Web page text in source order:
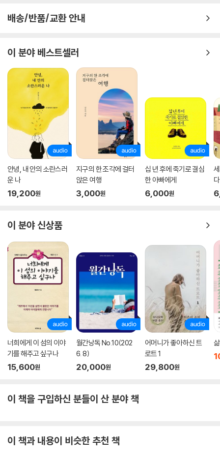
언젠가 오답도 정답이 된다
고정욱 작가는 등단작인 소설 〈선험(先驗)〉을 집필할 때만 해도 주변에서
는 장애인이 등단해 활동을 잘할 수 있겠느냐는 말을 많이 들었다. 그럼에
도 장애인 작가로서 할 수 있는 소명이 있다고 믿고 꾸준히 글을 썼다.
저자는 2024년 한강 작가의 노벨문학상 수상이 부러웠다고 솔직히 고백
한다. ‘나도 저렇게 다른 사람들의 인정을 받으면 얼마나 좋을까?’ 하고 상
상하는데, 이내 고개를 저으며 마음을 다잡는다. 자신의 소명은 상을 받는
것이 아니라는 점을 상기한 것이다. 소명의 길을 묵묵히 걸어가자고 다시
글을 쓰던 그때 스웨덴에서 이메일을 한 통 받았다. 바로 ‘아스트리드 린드
A는 스웨덴의 아동문학가 아스트리드 린드그렌을 기리기 위해 만들어진
길을 닦았을 뿐인데 분수에 넘치는 상의 후보가 됐다며 깜짝 놀란다.
자신의 경우처럼, 저자는 모든 사람이 소명을 찾아 느리더라도 한 걸음 한
걸음 나아가다 보면 언젠가 길이 보일 것이라고 말한다. 주변에서 모두 틀
린 길이라 할지라도 꾸준히 걷다 보면 맞는 길이 된다는 뜻이다. 아직 하고
싶은 것을 모르는 사람들의 마음속에는 찾지 못한 소명, 즉 다시 일어날 힘
이 숨어 있다고 믿는 저자는 무너지고 좌절하더라도 포기하지 말고 작은
희망을 품으라는 메시지를 전한다.
배송/반품/교환 안내
이 분야 베스트셀러
안녕, 내 안의 소란스러
운 나
19,200원
지구의 한 조각에 걸터
앉은 여행
3,000원
십 년 후에 죽기로 결심
한 아빠에게
6,000원
다
이 분야 신상품
너희에게 이 섬의 이야
기를 해주고 싶구나
15,600원
월간낭독 No.10(202
6. 8)
20,000원
어머니가 좋아하신 트
로트 1
29,800원
이 책을 구입하신 분들이 산 분야 책
이 책과 내용이 비슷한 추천 책